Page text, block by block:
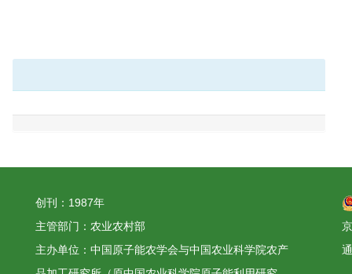
创刊：1987年
主管部门：农业农村部
主办单位：中国原子能农学会与中国农业科学院农产